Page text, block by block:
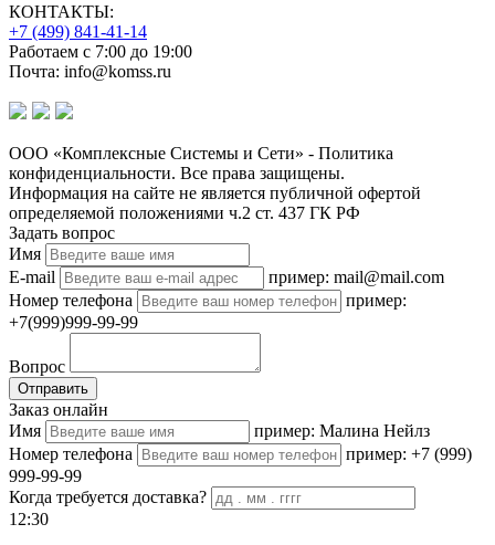
КОНТАКТЫ:
+7 (499) 841-41-14
Работаем с 7:00 до 19:00
Почта: info@komss.ru
ООО «Комплексные Системы и Сети» - Политика
конфиденциальности. Все права защищены.
Информация на сайте не является публичной офертой
определяемой положениями ч.2 ст. 437 ГК РФ
Задать вопрос
Имя
E-mail
пример: mail@mail.com
Номер телефона
пример:
+7(999)999-99-99
Вопрос
Отправить
Заказ онлайн
Имя
пример: Малина Нейлз
Номер телефона
пример: +7 (999)
999-99-99
Когда требуется доставка?
12:30